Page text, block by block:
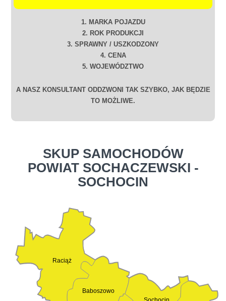
1. MARKA POJAZDU
2. ROK PRODUKCJI
3. SPRAWNY / USZKODZONY
4. CENA
5. WOJEWÓDZTWO
A NASZ KONSULTANT ODDZWONI TAK SZYBKO, JAK BĘDZIE
TO MOŻLIWE.
SKUP SAMOCHODÓW
POWIAT SOCHACZEWSKI -
SOCHOCIN
Baboszowo
Raciąż